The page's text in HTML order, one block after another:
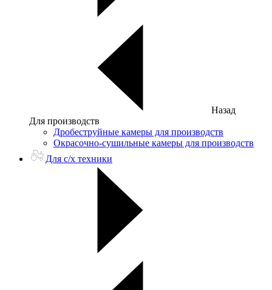
Назад
Для производств
Дробеструйные камеры для производств
Окрасочно-сушильные камеры для производств
Для с/х техники